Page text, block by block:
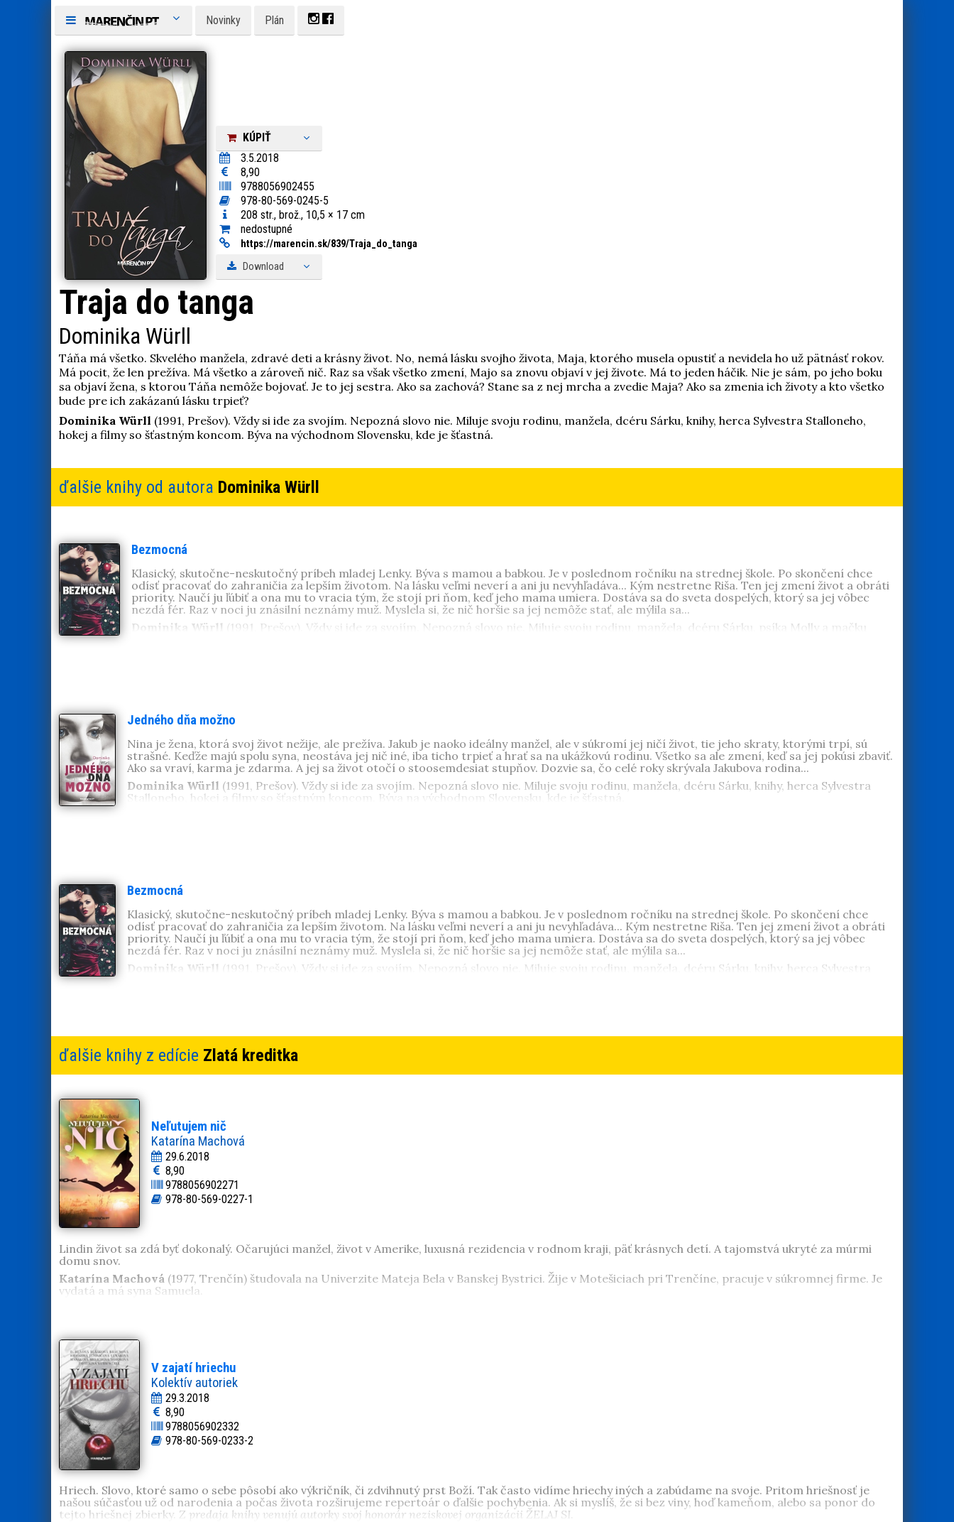
Novinky Plán
KÚPIŤ
3.5.2018
8,90
9788056902455
978-80-569-0245-5
208 str., brož., 10,5 × 17 cm
nedostupné
https://marencin.sk/839/Traja_ do_tanga
Download
Traja do tanga
Dominika Würll
Táňa má všetko. Skvelého manžela, zdravé deti a krásny život. No, nemá lásku svojho života, Maja, ktorého musela opustiť a nevidela ho už pätnásť rokov.
Má pocit, že len prežíva. Má všetko a zároveň nič. Raz sa však všetko zmení, Majo sa znovu objaví v jej živote. Má to jeden háčik. Nie je sám, po jeho boku
sa objaví žena, s ktorou Táňa nemôže bojovať. Je to jej sestra. Ako sa zachová? Stane sa z nej mrcha a zvedie Maja? Ako sa zmenia ich životy a kto všetko
bude pre ich zakázanú lásku trpieť?
Dominika Würll (1991, Prešov). Vždy si ide za svojím. Nepozná slovo nie. Miluje svoju rodinu, manžela, dcéru Sárku, knihy, herca Sylvestra Stalloneho,
hokej a filmy so šťastným koncom. Býva na východnom Slovensku, kde je šťastná.
ďalšie knihy od autora Dominika Würll
Bezmocná
Klasický, skutočne-neskutočný príbeh mladej Lenky. Býva s mamou a babkou. Je v poslednom ročníku na strednej škole. Po skončení chce
odísť pracovať do zahraničia za lepším životom. Na lásku veľmi neverí a ani ju nevyhľadáva... Kým nestretne Riša. Ten jej zmení život a obráti
priority. Naučí ju ľúbiť a ona mu to vracia tým, že stojí pri ňom, keď jeho mama umiera. Dostáva sa do sveta dospelých, ktorý sa jej vôbec
nezdá fér. Raz v noci ju znásilní neznámy muž. Myslela si, že nič horšie sa jej nemôže stať, ale mýlila sa...
Dominika Würll (1991, Prešov). Vždy si ide za svojím. Nepozná slovo nie. Miluje svoju rodinu, manžela, dcéru Sárku, psíka Molly a mačku
Jedného dňa možno
Nina je žena, ktorá svoj život nežije, ale prežíva. Jakub je naoko ideálny manžel, ale v súkromí jej ničí život, tie jeho skraty, ktorými trpí, sú
strašné. Keďže majú spolu syna, neostáva jej nič iné, iba ticho trpieť a hrať sa na ukážkovú rodinu. Všetko sa ale zmení, keď sa jej pokúsi zbaviť.
Ako sa vraví, karma je zdarma. A jej sa život otočí o stoosemdesiat stupňov. Dozvie sa, čo celé roky skrývala Jakubova rodina...
Dominika Würll (1991, Prešov). Vždy si ide za svojím. Nepozná slovo nie. Miluje svoju rodinu, manžela, dcéru Sárku, knihy, herca Sylvestra
Stalloneho, hokej a filmy so šťastným koncom. Býva na východnom Slovensku, kde je šťastná.
Bezmocná
Klasický, skutočne-neskutočný príbeh mladej Lenky. Býva s mamou a babkou. Je v poslednom ročníku na strednej škole. Po skončení chce
odísť pracovať do zahraničia za lepším životom. Na lásku veľmi neverí a ani ju nevyhľadáva... Kým nestretne Riša. Ten jej zmení život a obráti
priority. Naučí ju ľúbiť a ona mu to vracia tým, že stojí pri ňom, keď jeho mama umiera. Dostáva sa do sveta dospelých, ktorý sa jej vôbec
nezdá fér. Raz v noci ju znásilní neznámy muž. Myslela si, že nič horšie sa jej nemôže stať, ale mýlila sa...
Dominika Würll (1991, Prešov). Vždy si ide za svojím. Nepozná slovo nie. Miluje svoju rodinu, manžela, dcéru Sárku, knihy, herca Sylvestra
ďalšie knihy z edície Zlatá kreditka
Neľutujem nič
Katarína Machová
29.6.2018
8,90
9788056902271
978-80-569-0227-1
Lindin život sa zdá byť dokonalý. Očarujúci manžel, život v Amerike, luxusná rezidencia v rodnom kraji, päť krásnych detí. A tajomstvá ukryté za múrmi
domu snov.
Katarína Machová (1977, Trenčín) študovala na Univerzite Mateja Bela v Banskej Bystrici. Žije v Motešiciach pri Trenčíne, pracuje v súkromnej firme. Je
vydatá a má syna Samuela.
V zajatí hriechu
Kolektív autoriek
29.3.2018
8,90
9788056902332
978-80-569-0233-2
Hriech. Slovo, ktoré samo o sebe pôsobí ako výkričník, či zdvihnutý prst Boží. Tak často vidíme hriechy iných a zabúdame na svoje. Pritom hriešnosť je
našou súčasťou už od narodenia a počas života rozširujeme repertoár o ďalšie pochybenia. Ak si myslíš, že si bez viny, hoď kameňom, alebo sa ponor do
tejto hriešnej zbierky. Z predaja knihy venujú autorky svoj honorár neziskovej organizácii ŽELAJ SI.